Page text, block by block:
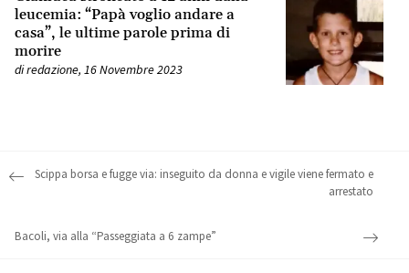
leucemia: “Papà voglio andare a
casa”, le ultime parole prima di
morire
diredazione, 16 Novembre 2023
Post navigation
Scippa borsa e fugge via: inseguito da donna e vigile viene fermato e
arrestato
Bacoli, via alla “Passeggiata a 6 zampe”